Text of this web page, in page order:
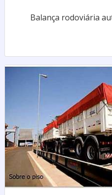
Balança rodoviária